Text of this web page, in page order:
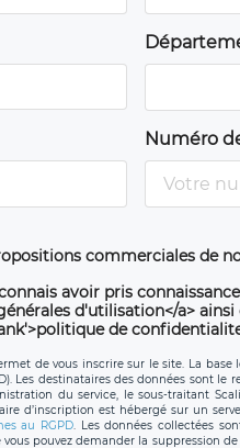
Numéro
commerciales de
avoir pris
d'utilisation</a>
de
de vous inscrire sur le site. La base
Les destinataires des données sont
du service, le sous-traitant
d’inscription est hébergé sur un
au RGPD. Les données collectées
pouvez demander la suppression